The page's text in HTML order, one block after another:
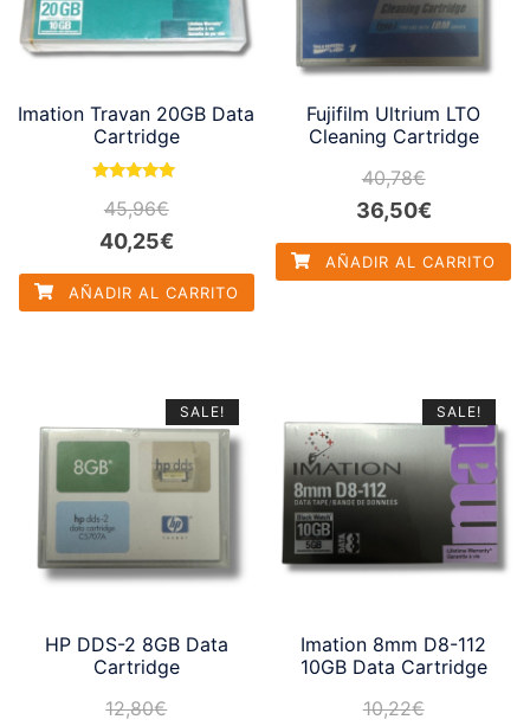
Imation Travan 20GB Data
Cartridge
5.00
de 5
45,96€
El
precio
original
40,25€El
precio
actual
AÑADIR AL CARRITO
Fujifilm Ultrium LTO
Cleaning Cartridge
40,78€
El
precio
original
36,50€El
precio
actual
AÑADIR AL CARRITO
SALE!
HP DDS-2 8GB Data
Cartridge
12,80€
SALE!
Imation 8mm D8-112
10GB Data Cartridge
10,22€